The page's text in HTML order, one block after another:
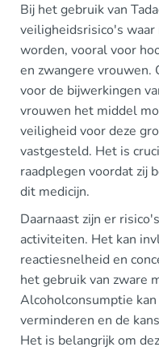
Bij het gebruik van
veiligheidsrisico's
worden, vooral voor
en zwangere vrouwen.
voor de bijwerkingen
vrouwen het middel
veiligheid voor deze
vastgesteld. Het is
raadplegen voordat zij
dit medicijn.
Daarnaast zijn er
activiteiten. Het kan
reactiesnelheid en
het gebruik van zware
Alcoholconsumptie
verminderen en de
Het is belangrijk om